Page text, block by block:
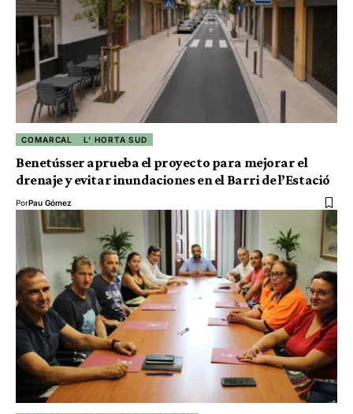
COMARCAL L' HORTA SUD
Benetússer aprueba el proyecto para mejorar el
drenaje y evitar inundaciones en el Barri de l’Estació
PorPau Gómez